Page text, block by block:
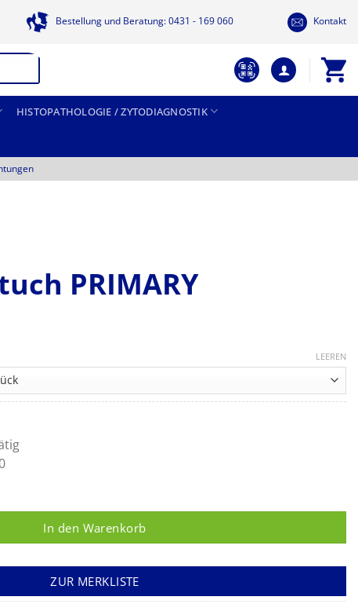
Bestellung und Beratung: 0431 - 169 060 Kontakt
HISTOPATHOLOGIE / ZYTODIAGNOSTIK
PRIMARY
Preisspanne:
bis
29,90 €
LEEREN
In den Warenkorb
ZUR MERKLISTE